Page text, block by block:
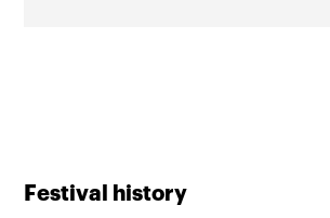
Festival history